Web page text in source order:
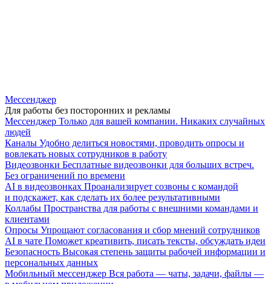
Мессенджер
Для работы без посторонних и рекламы
Мессенджер Только для вашей компании. Никаких случайных
людей
Каналы Удобно делиться новостями, проводить опросы и
вовлекать новых сотрудников в работу
Видеозвонки Бесплатные видеозвонки для больших встреч.
Без ограничений по времени
AI в видеозвонках Проанализирует созвоны с командой
и подскажет, как сделать их более результативными
Коллабы Пространства для работы с внешними командами и
клиентами
Опросы Упрощают согласования и сбор мнений сотрудников
AI в чате Поможет креативить, писать тексты, обсуждать идеи
Безопасность Высокая степень защиты рабочей информации и
персональных данных
Мобильный мессенджер Вся работа — чаты, задачи, файлы —